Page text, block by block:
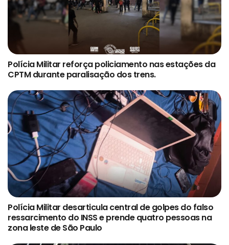
Polícia Militar reforça policiamento nas estações da
CPTM durante paralisação dos trens.
Polícia Militar desarticula central de golpes do falso
ressarcimento do INSS e prende quatro pessoas na
zona leste de São Paulo